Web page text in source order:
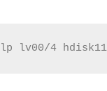
lv00/4 hdisk11